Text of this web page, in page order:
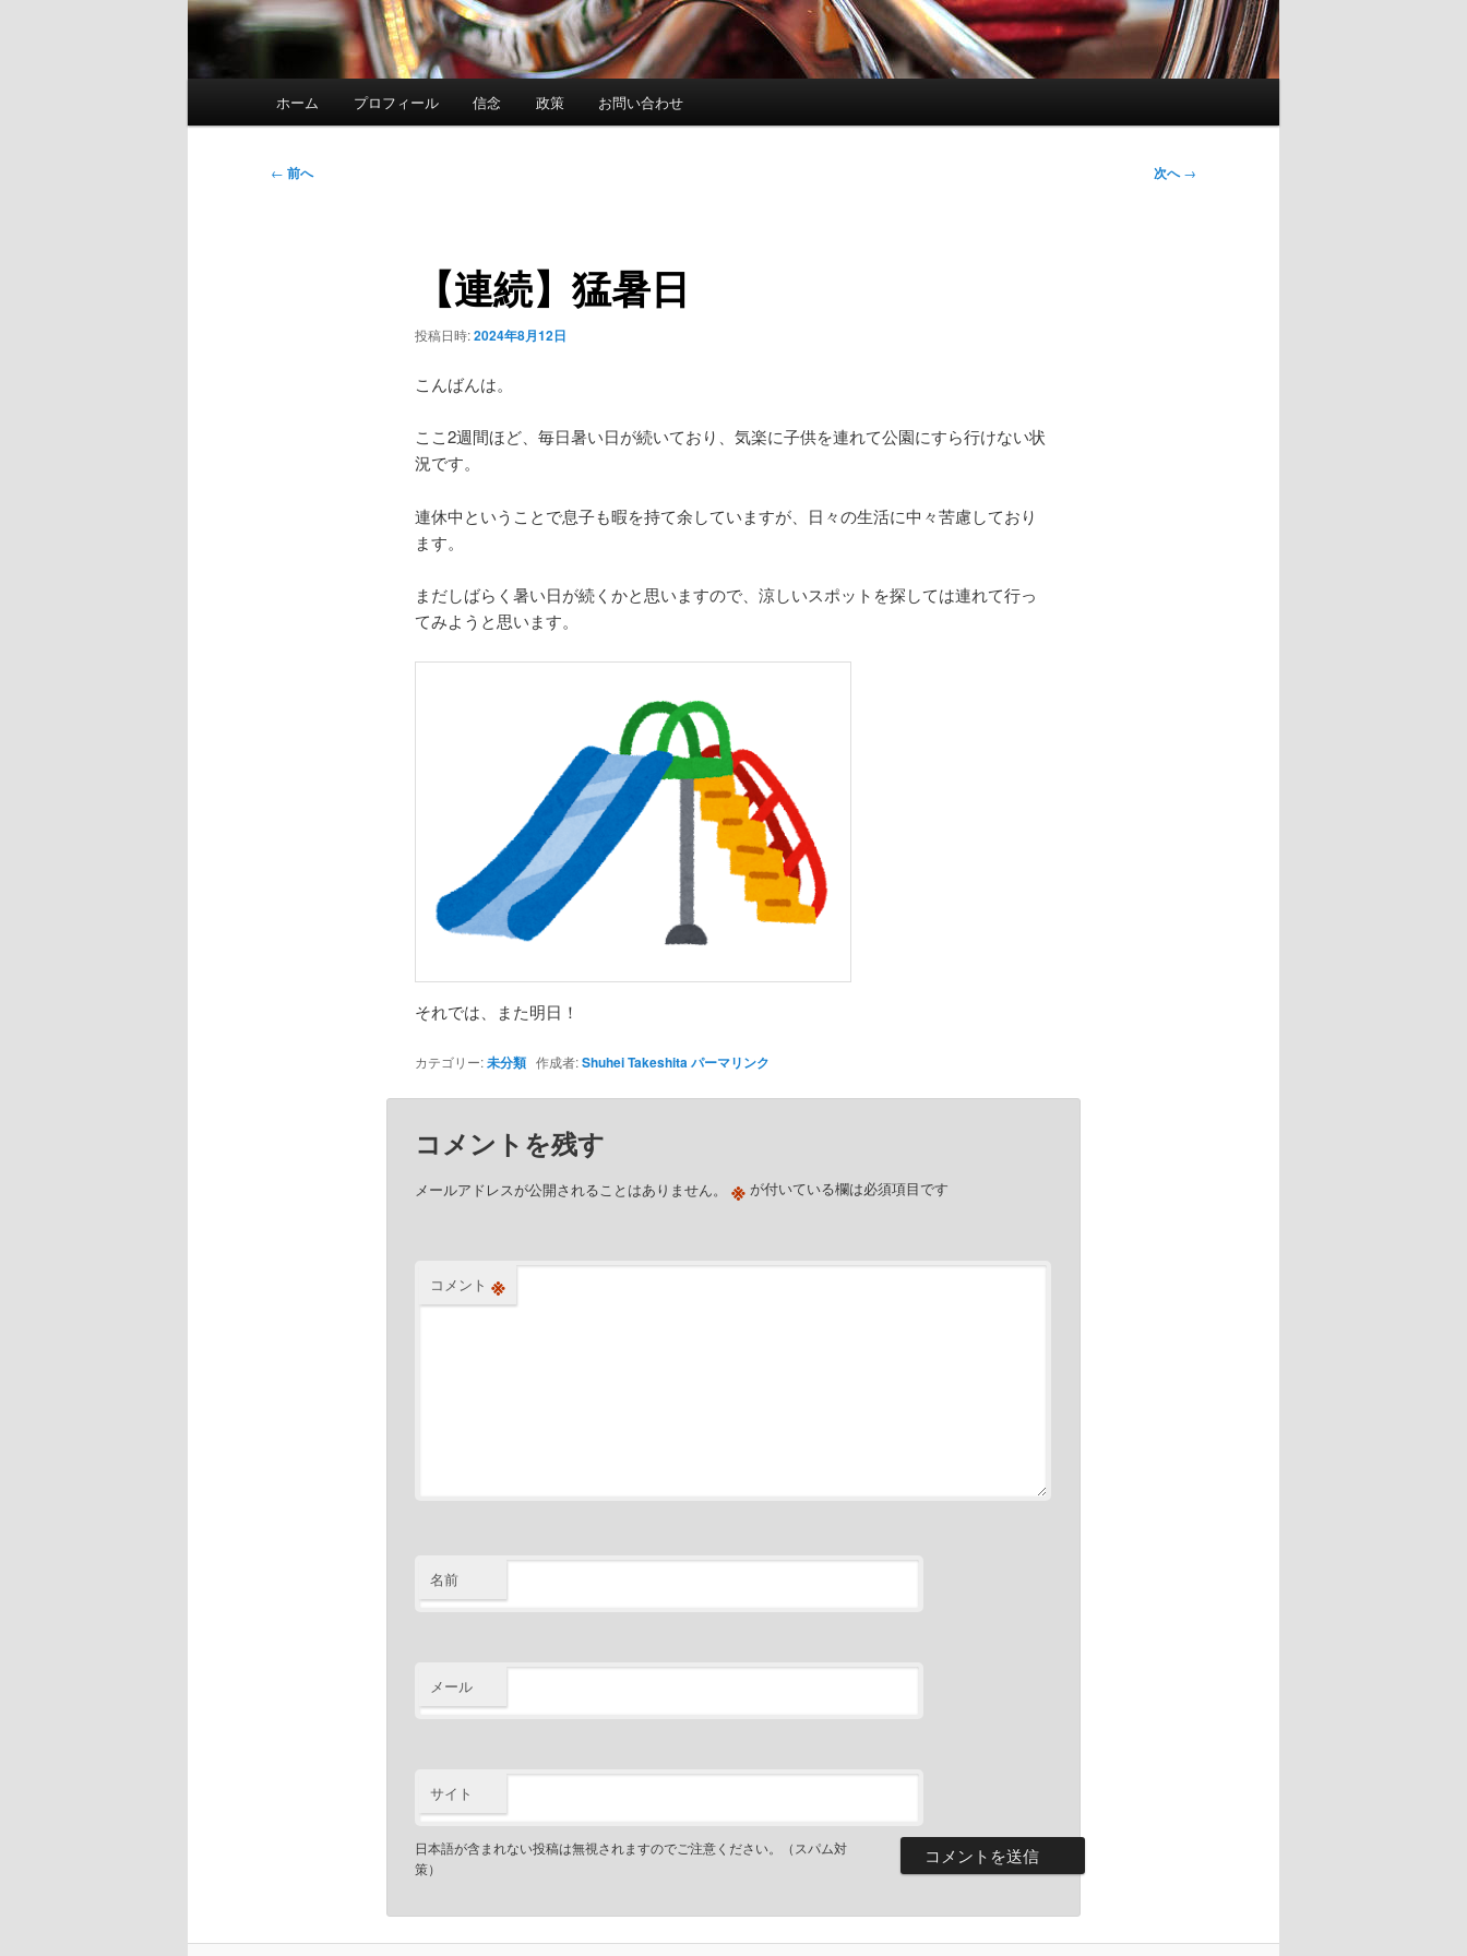
ホーム プロフィール 信念 政策 お問い合わせ
投
← 前へ 次へ→
【連続】猛暑日
投稿日時:2024年8月12日
こんばんは。
ここ2週間ほど、毎日暑い日が続いており、気楽に子供を連れて公園にすら行けない状
況です。
連休中ということで息子も暇を持て余していますが、日々の生活に中々苦慮しており
ます。
まだしばらく暑い日が続くかと思いますので、涼しいスポットを探しては連れて行っ
てみようと思います。
それでは、また明日！
カテゴリー:未分類作成者:Shuhei Takeshitaパーマリンク
コメントを残す
メールアドレスが公開されることはありません。 ※が付いている欄は必須項目です
コメント ※
名前
メール
サイト
日本語が含まれない投稿は無視されますのでご注意ください。（スパム対
策）